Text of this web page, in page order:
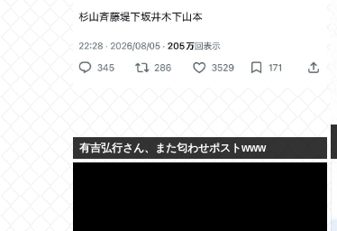
有吉弘行さん、また匂わせポストwww